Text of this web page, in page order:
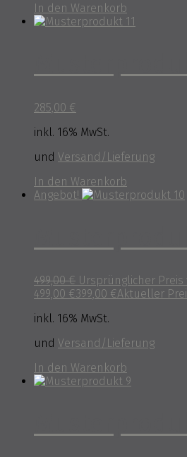
In den Warenkorb
285,00 €
inkl. 16% MwSt.
und Versand/Lieferung
In den Warenkorb
Angebot!
499,00€ Ursprünglicher Preis
499,00 €399,00 €Aktueller
inkl. 16% MwSt.
und Versand/Lieferung
In den Warenkorb